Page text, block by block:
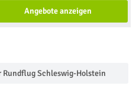
Angebote anzeigen
Rundflug Schleswig-Holstein